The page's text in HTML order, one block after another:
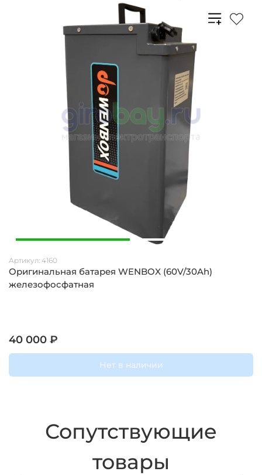
Артикул: 4160
Оригинальная батарея WENBOX (60V/30Ah)
железофосфатная
40 000 ₽
Нет в наличии
Сопутствующие
товары